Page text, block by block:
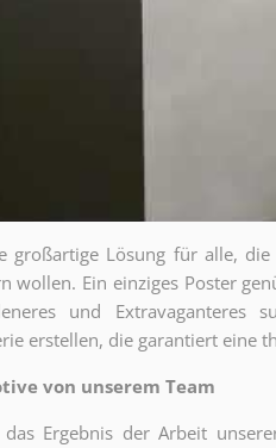
großartige Lösung für alle,
wollen. Ein einziges Poster
und
erstellen, die garantiert eine
von unserem Team
Ergebnis der Arbeit